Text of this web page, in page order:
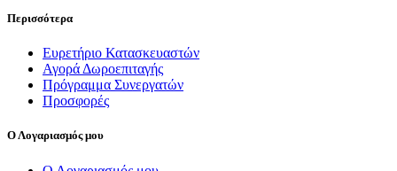
Περισσότερα
Ευρετήριο Κατασκευαστών
Αγορά Δωροεπιταγής
Πρόγραμμα Συνεργατών
Προσφορές
Ο Λογαριασμός μου